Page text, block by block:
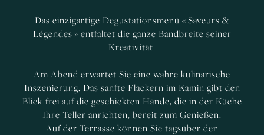
Das einzigartige Degustationsmenü « Saveurs &
Légendes » entfaltet die ganze Bandbreite seiner
Kreativität.
Am Abend erwartet Sie eine wahre kulinarische
Inszenierung. Das sanfte Flackern im Kamin gibt den
Blick frei auf die geschickten Hände, die in der Küche
Ihre Teller anrichten, bereit zum Genießen.
Auf der Terrasse können Sie tagsüber den